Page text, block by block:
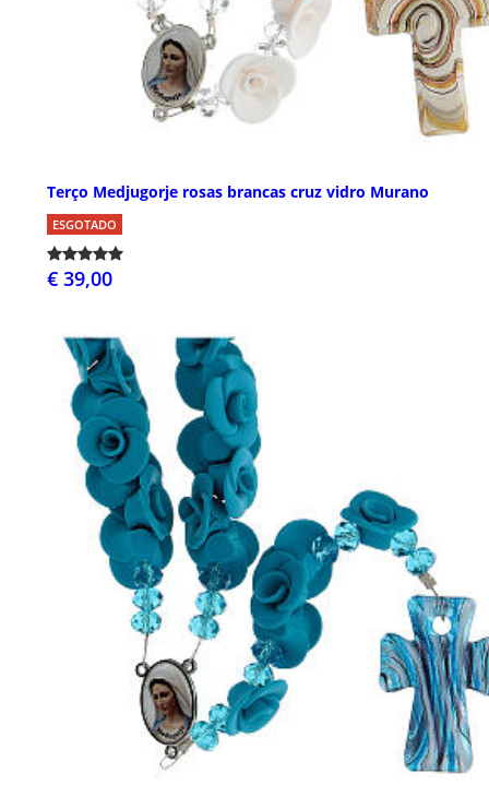
Terço Medjugorje rosas brancas cruz vidro Murano
ESGOTADO
€ 39,00